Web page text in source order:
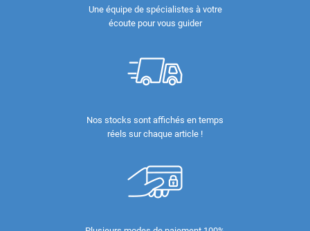
Une équipe de spécialistes à votre
écoute pour vous guider
Nos stocks sont affichés en temps
réels sur chaque article !